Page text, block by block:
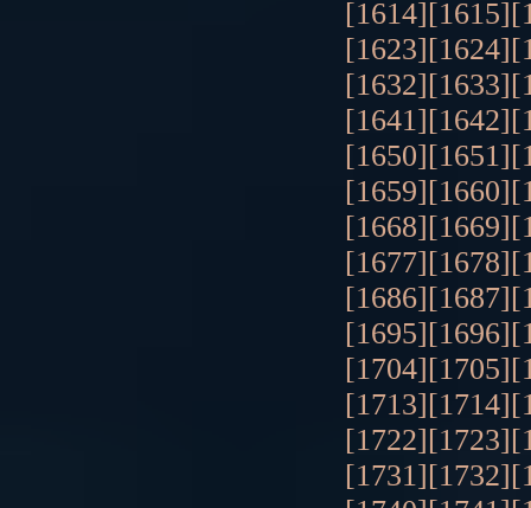
[1614][1615]
[1623][1624]
[1632][1633]
[1641][1642]
[1650][1651]
[1659][1660]
[1668][1669]
[1677][1678]
[1686][1687]
[1695][1696]
[1704][1705]
[1713][1714]
[1722][1723]
[1731][1732]